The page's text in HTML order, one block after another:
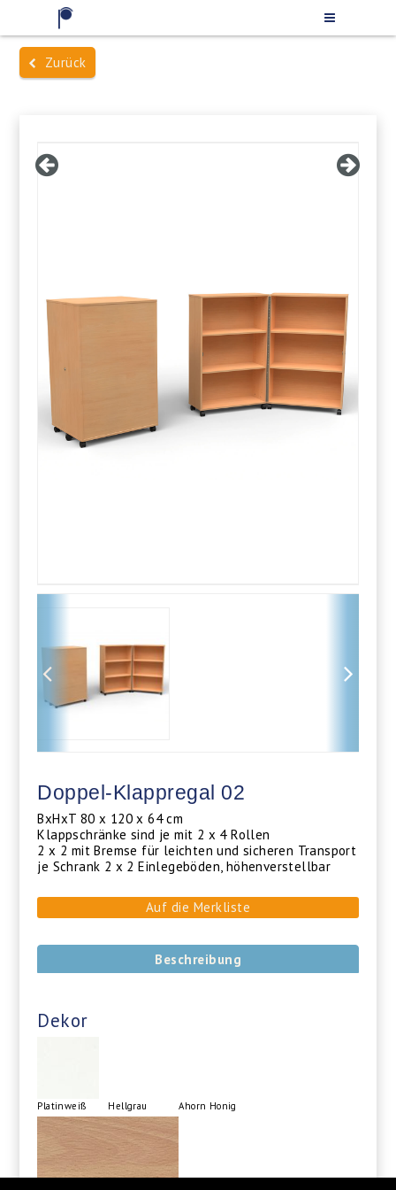
Zurück
Doppel-Klappregal 02
BxHxT 80 x 120 x 64 cm
Klappschränke sind je mit 2 x 4 Rollen
2 x 2 mit Bremse für leichten und sicheren Transport
je Schrank 2 x 2 Einlegeböden, höhenverstellbar
Auf die Merkliste
Beschreibung
Dekor
Platinweiß Hellgrau Ahorn Honig